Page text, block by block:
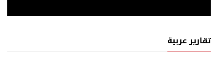
تقارير عربية